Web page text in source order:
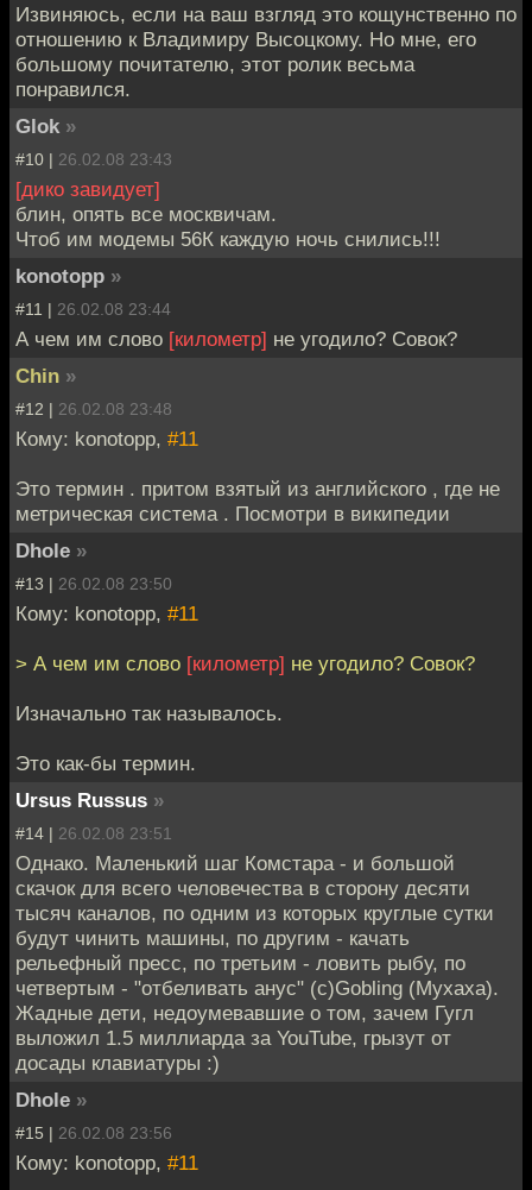
Извиняюсь, если на ваш взгляд это кощунственно по
отношению к Владимиру Высоцкому. Но мне, его
большому почитателю, этот ролик весьма
понравился.
Glok »
#10 | 26.02.08 23:43
[дико завидует]
блин, опять все москвичам.
Чтоб им модемы 56К каждую ночь снились!!!
konotopp »
#11 | 26.02.08 23:44
А чем им слово [километр] не угодило? Совок?
Chin »
#12 | 26.02.08 23:48
Кому: konotopp, #11
Это термин . притом взятый из английского , где не
метрическая система . Посмотри в википедии
Dhole »
#13 | 26.02.08 23:50
Кому: konotopp, #11
> А чем им слово [километр] не угодило? Совок?
Изначально так называлось.
Это как-бы термин.
Ursus Russus »
#14 | 26.02.08 23:51
Однако. Маленький шаг Комстара - и большой
скачок для всего человечества в сторону десяти
тысяч каналов, по одним из которых круглые сутки
будут чинить машины, по другим - качать
рельефный пресс, по третьим - ловить рыбу, по
четвертым - "отбеливать анус" (с)Gobling (Мухаха).
Жадные дети, недоумевавшие о том, зачем Гугл
выложил 1.5 миллиарда за YouTube, грызут от
досады клавиатуры :)
Dhole »
#15 | 26.02.08 23:56
Кому: konotopp, #11